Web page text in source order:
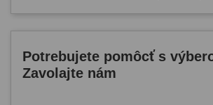
Potrebujete pomôcť s
Zavolajte nám